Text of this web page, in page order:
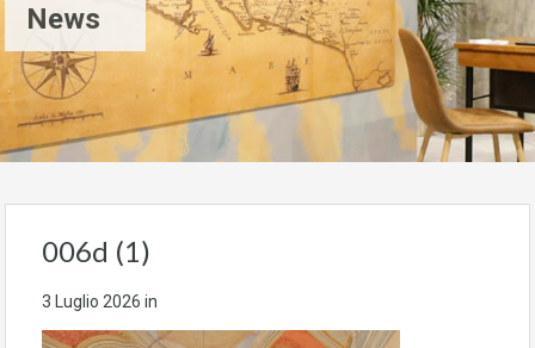
News
006d (1)
3 Luglio 2026 in